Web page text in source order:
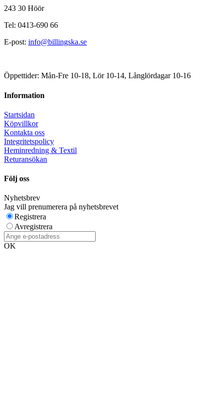
243 30 Höör
Tel: 0413-690 66
E-post: info@billingska.se
Öppettider: Mån-Fre 10-18, Lör 10-14, Långlördagar 10-16
Information
Startsidan
Köpvillkor
Kontakta oss
Integritetspolicy
Heminredning & Textil
Returansökan
Följ oss
Nyhetsbrev
Jag vill prenumerera på nyhetsbrevet
Registrera
Avregistrera
OK